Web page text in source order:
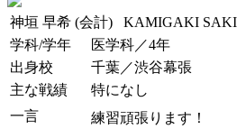
神垣 早希 (会計)
KAMIGAKI SAKI
学科/学年
医学科／4年
出身校
千葉／渋谷幕張
主な戦績
特になし
一言
練習頑張ります！